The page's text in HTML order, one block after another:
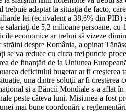
adaptat la situaţia de facto,
lei (echivalent a 38,6% din
de 5,2 milioane persoane,
economice ar trebui să vizeze
despre România, a opinat
se va reduce cu circa trei puncte
de finanţări de la Uniunea
deficitului bugetar ar fi
una dintre soluţii ar fi
şi a Băncii Mondiale s-a aflat
peste câteva luni. Misiunea a fost
mai bune coordonări a